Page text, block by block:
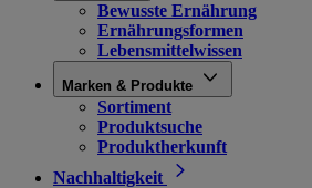
Bewusste Ernährung
Ernährungsformen
Lebensmittelwissen
Marken & Produkte
Sortiment
Produktsuche
Produktherkunft
Nachhaltigkeit